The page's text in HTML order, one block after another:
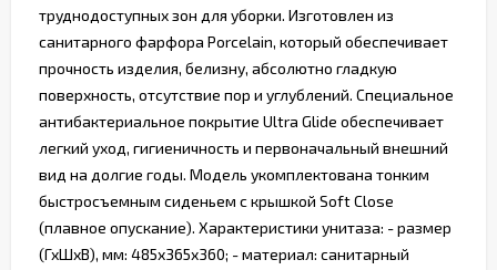
труднодоступных зон для уборки. Изготовлен из
санитарного фарфора Porcelain, который обеспечивает
прочность изделия, белизну, абсолютно гладкую
поверхность, отсутствие пор и углублений. Специальное
антибактериальное покрытие Ultra Glide обеспечивает
легкий уход, гигиеничность и первоначальный внешний
вид на долгие годы. Модель укомплектована тонким
быстросъемным сиденьем с крышкой Soft Close
(плавное опускание). Характеристики унитаза: - размер
(ГхШхВ), мм: 485х365х360; - материал: санитарный